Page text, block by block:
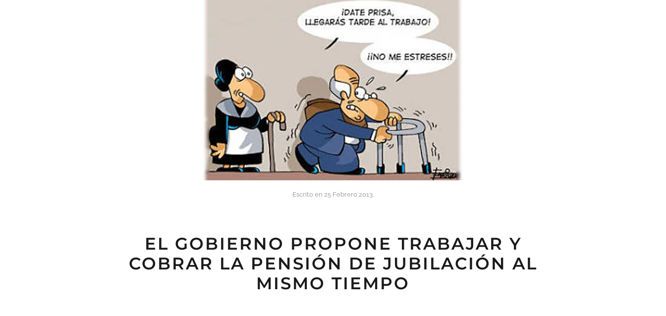
Escrito en 25 Febrero 2013.
EL GOBIERNO PROPONE TRABAJAR Y
COBRAR LA PENSIÓN DE JUBILACIÓN AL
MISMO TIEMPO